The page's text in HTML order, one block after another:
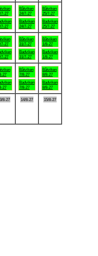
7-27
7-27
Båtviken
24/7-27
Badviken
24/7-27
Båtviken
25/7-27
Badviken
25/7-27
7-27
7-27
Båtviken
31/7-27
Badviken
31/7-27
Båtviken
1/8-27
Badviken
1/8-27
27
27
Båtviken
7/8-27
Badviken
7/8-27
Båtviken
8/8-27
Badviken
8/8-27
8-27 14/8-27 15/8-27